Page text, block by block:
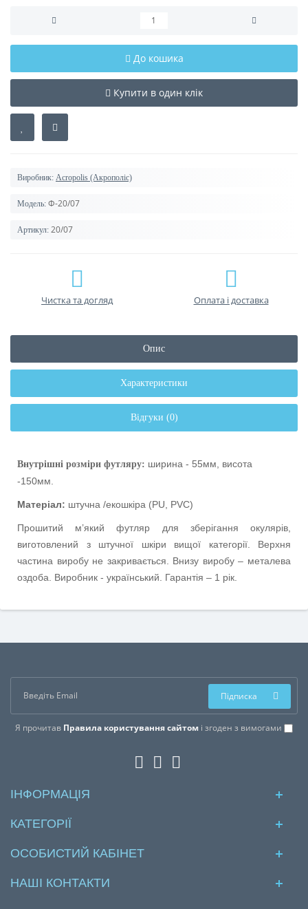
До кошика
Купити в один клік
Виробник: Acropolis (Акрополіс)
Модель: Ф-20/07
Артикул: 20/07
Чистка та догляд Оплата і доставка
Опис
Характеристики
Відгуки (0)
Внутрішні розміри футляру: ширина - 55мм, висота
-150мм.
Матеріал: штучна /екошкіра (PU, PVC)
Прошитий м’який футляр для зберігання окулярів,
виготовлений з штучної шкіри вищої категорії. Верхня
частина виробу не закривається. Внизу виробу – металева
оздоба. Виробник - український. Гарантія – 1 рік.
Я прочитав Правила користування сайтом і згоден з вимогами
Підписка
ІНФОРМАЦІЯ
КАТЕГОРІЇ
ОСОБИСТИЙ КАБІНЕТ
НАШІ КОНТАКТИ